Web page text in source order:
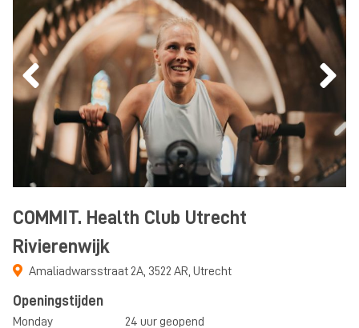
COMMIT. Health Club Utrecht
Rivierenwijk
Amaliadwarsstraat 2A, 3522 AR, Utrecht
Openingstijden
Monday
24 uur geopend